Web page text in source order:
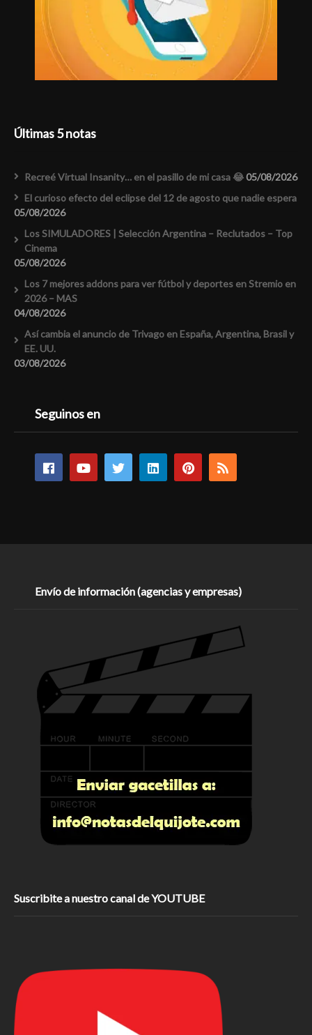
Últimas 5 notas
Recreé Virtual Insanity… en el pasillo de mi casa 😂05/08/2026
El curioso efecto del eclipse del 12 de agosto que nadie espera
05/08/2026
Los SIMULADORES | Selección Argentina – Reclutados – Top
Cinema
05/08/2026
Los 7 mejores addons para ver fútbol y deportes en Stremio en
2026 – MAS
04/08/2026
Así cambia el anuncio de Trivago en España, Argentina, Brasil y
EE. UU.
03/08/2026
Seguinos en
Envío de información (agencias y empresas)
Suscribite a nuestro canal de YOUTUBE